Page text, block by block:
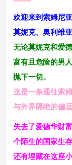
欢迎来到索姆尼
莫妮克、奥利维
无论莫妮克和爱
富有且危险的男
抛下一切。
这是一条通往索
与外界隔绝的偏
失去了爱德华财
个陌生的国家生
还有埋藏在这座